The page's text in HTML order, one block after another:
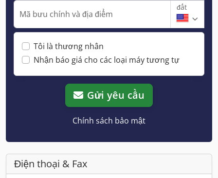
Mã bưu chính và địa điểm
đất
Tôi là thương nhân
Nhận báo giá cho các loại máy tương tự
Gửi yêu cầu
Chính sách bảo mật
Điện thoại & Fax